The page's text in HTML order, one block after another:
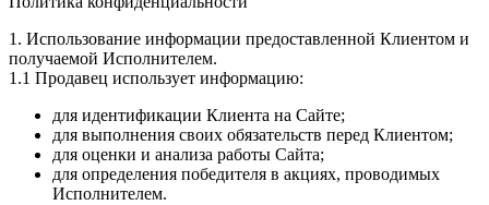
1. Использование информации предоставленной Клиентом и
получаемой Исполнителем.
1.1 Продавец использует информацию:
для идентификации Клиента на Сайте;
для выполнения своих обязательств перед Клиентом;
для оценки и анализа работы Сайта;
для определения победителя в акциях, проводимых
Исполнителем.